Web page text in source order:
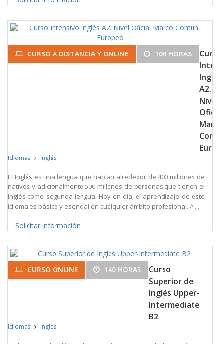
CURSO A DISTANCIA Y ONLINE 100 HORAS
A2.
Nivel
Idiomas Inglés
El Inglés es una lengua que hablan alrededor de 400 millones de
nativos y adicionalmente 500 millones de personas que tienen el
inglés como segunda lengua. Hoy en día, el aprendizaje de este
idioma es básico y esencial en cualquier ámbito profesional. A ...
Solicitar información
CURSO ONLINE 140 HORAS
Curso
Superior de
Inglés Upper-
Intermediate
B2
Idiomas Inglés